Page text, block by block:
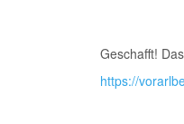
Geschafft!
https://